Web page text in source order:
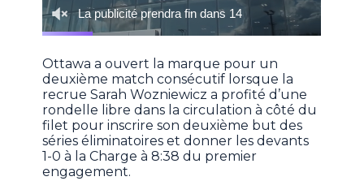
Ottawa a ouvert la marque pour un
deuxième match consécutif lorsque la
recrue Sarah Wozniewicz a profité d’une
rondelle libre dans la circulation à côté du
filet pour inscrire son deuxième but des
séries éliminatoires et donner les devants
1-0 à la Charge à 8:38 du premier
engagement.